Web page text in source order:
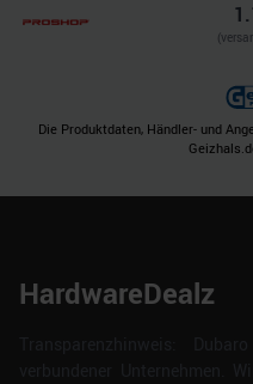
Die Produktdaten, Händler- und
HardwareDealz